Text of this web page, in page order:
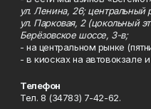
ул. Ленина, 26;
ул. Парковая, 2 (цокольный
Берёзовское шоссе, 3-в;
- на центральном рынке
- в киосках на автовокзале
Телефон
Тел. 8 (34783) 7-42-62.